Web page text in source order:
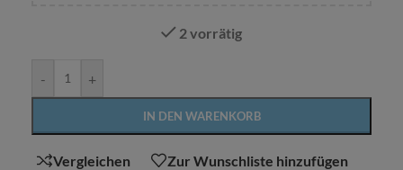
2 vorrätig
- +
IN DEN WARENKORB
Vergleichen Zur Wunschliste hinzufügen